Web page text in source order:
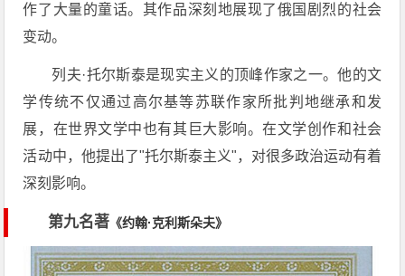
作了大量的童话。其作品深刻地展现了俄国剧烈的社会
变动。
列夫·托尔斯泰是现实主义的顶峰作家之一。他的文
学传统不仅通过高尔基等苏联作家所批判地继承和发
展，在世界文学中也有其巨大影响。在文学创作和社会
活动中，他提出了"托尔斯泰主义"，对很多政治运动有着
深刻影响。
第九名著 《约翰·克利斯朵夫》